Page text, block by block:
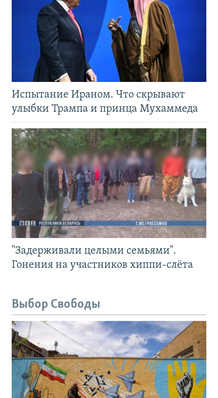
Испытание Ираном. Что скрывают
улыбки Трампа и принца Мухаммеда
"Задерживали целыми семьями".
Гонения на участников хиппи-слёта
Выбор Свободы